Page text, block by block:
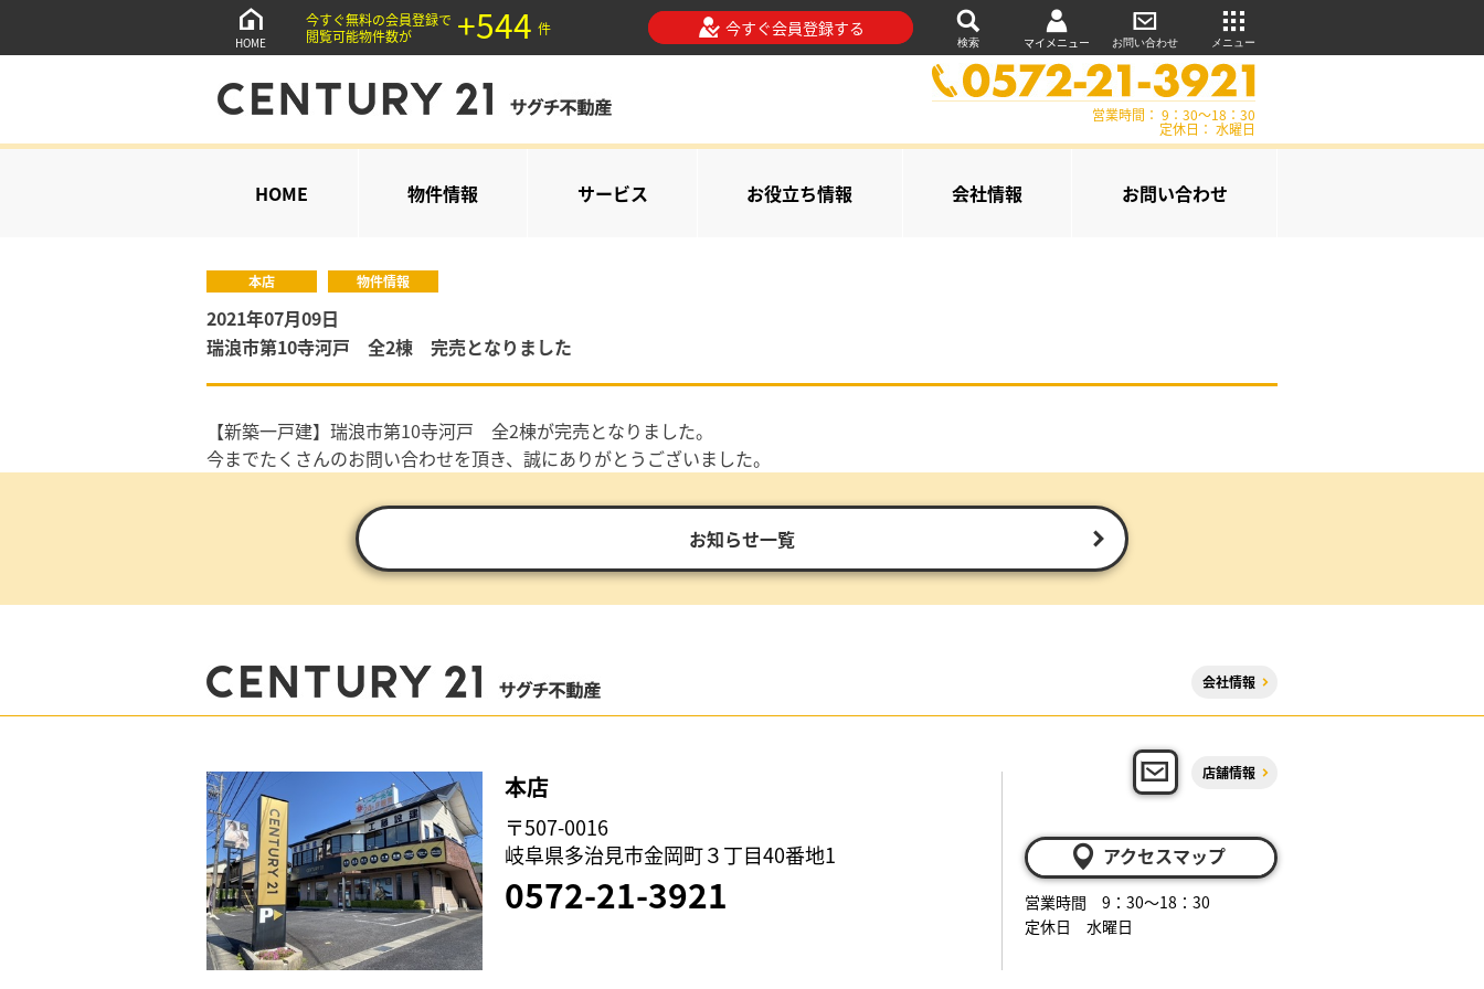
HOME
今すぐ無料の会員登録で
閲覧可能物件数が
+544 件 今すぐ会員登録する
検索 マイメニュー お問い合わせ メニュー
営業時間： 9：30～18：30
定休日： 水曜日
HOME 物件情報 サービス お役立ち情報 会社情報 お問い合わせ
本店 物件情報
2021年07月09日
瑞浪市第10寺河戸 全2棟 完売となりました
【新築一戸建】瑞浪市第10寺河戸 全2棟が完売となりました。
今までたくさんのお問い合わせを頂き、誠にありがとうございました。
お知らせ一覧
会社情報
本店
〒507-0016
岐阜県多治見市金岡町３丁目40番地1
0572-21-3921
店舗情報
アクセスマップ
営業時間 9：30～18：30
定休日 水曜日